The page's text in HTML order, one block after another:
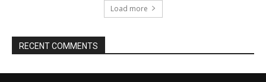
Load more
RECENT COMMENTS